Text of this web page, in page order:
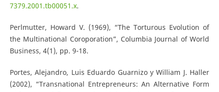
7379.2001.tb00051.x.
Perlmutter, Howard V. (1969), “The Torturous Evolution of
the Multinational Coroporation”, Columbia Journal of World
Business, 4(1), pp. 9-18.
Portes, Alejandro, Luis Eduardo Guarnizo y William J. Haller
(2002), “Transnational Entrepreneurs: An Alternative Form